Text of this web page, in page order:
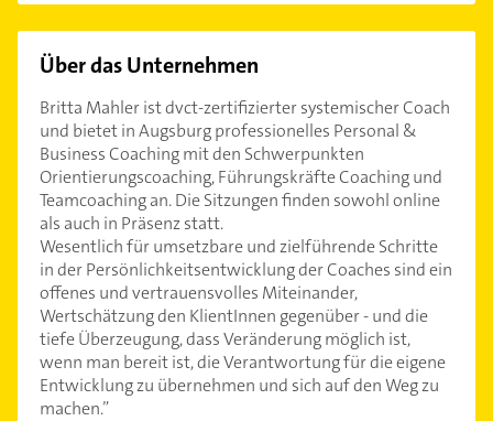
Über das Unternehmen
Britta Mahler ist dvct-zertifizierter systemischer Coach
und bietet in Augsburg professionelles Personal &
Business Coaching mit den Schwerpunkten
Orientierungscoaching, Führungskräfte Coaching und
Teamcoaching an. Die Sitzungen finden sowohl online
als auch in Präsenz statt.
Wesentlich für umsetzbare und zielführende Schritte
in der Persönlichkeitsentwicklung der Coaches sind ein
offenes und vertrauensvolles Miteinander,
Wertschätzung den KlientInnen gegenüber - und die
tiefe Überzeugung, dass Veränderung möglich ist,
wenn man bereit ist, die Verantwortung für die eigene
Entwicklung zu übernehmen und sich auf den Weg zu
machen.”